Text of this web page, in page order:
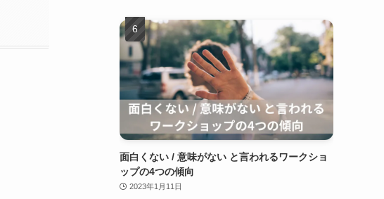
面白くない / 意味がない と言われるワークショ
ップの4つの傾向
2023年1月11日